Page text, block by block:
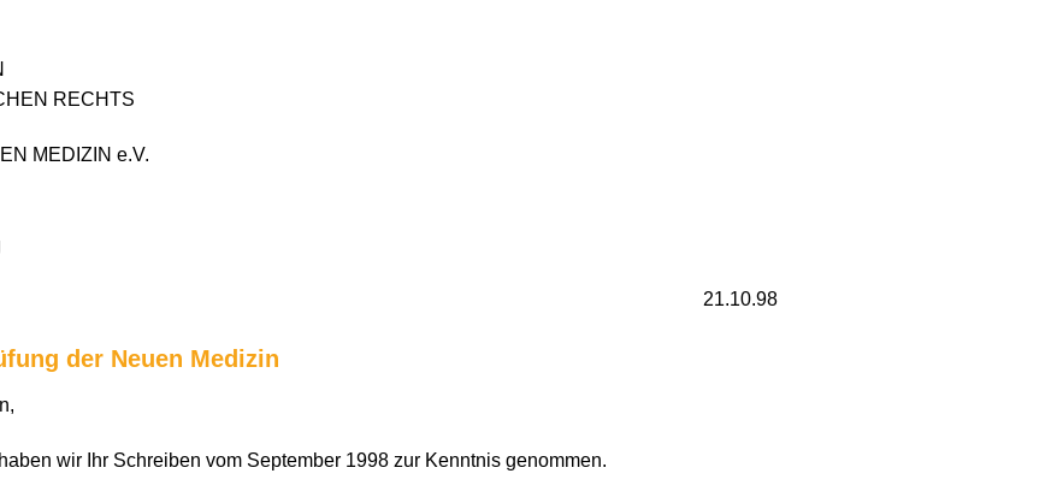
RECHTS
MEDIZIN e.V.
21.10.98
der Neuen Medizin
wir Ihr Schreiben vom September 1998 zur Kenntnis genommen.